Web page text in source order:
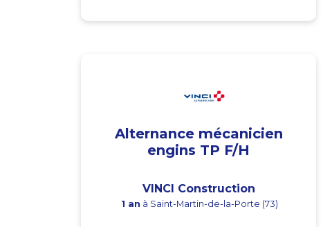
Alternance mécanicien
engins TP F/H
VINCI Construction
1 an à Saint-Martin-de-la-Porte (73)